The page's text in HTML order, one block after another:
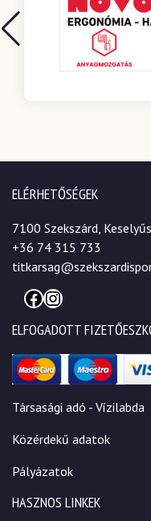
ELÉRHETŐSÉGEK
7100 Szekszárd,
+36 74 315 733
Facebook
Instagram
ELFOGADOTT
Társasági adó - Vízilabda
Közérdekű adatok
Pályázatok
HASZNOS LINKEK